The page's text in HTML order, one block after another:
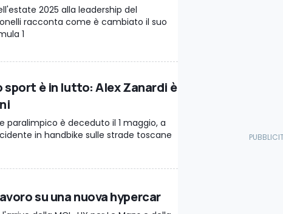
2025 alla leadership del
racconta come è cambiato il suo
1
sport è in lutto: Alex Zanardi è
paralimpico è deceduto il 1 maggio, a
in handbike sulle strade toscane
su una nuova hypercar